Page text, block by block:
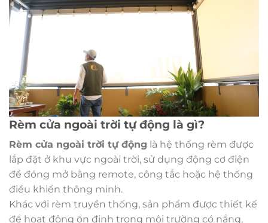
Rèm cửa ngoài trời tự động là gì?
Rèm cửa ngoài trời tự động là hệ thống rèm được
lắp đặt ở khu vực ngoài trời, sử dụng động cơ điện
để đóng mở bằng remote, công tắc hoặc hệ thống
điều khiển thông minh.
Khác với rèm truyền thống, sản phẩm được thiết kế
để hoạt động ổn định trong môi trường có nắng,